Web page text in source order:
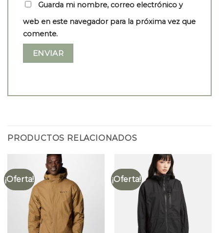
Guarda mi nombre, correo electrónico y
web en este navegador para la próxima vez que
comente.
PRODUCTOS RELACIONADOS
¡Oferta! ¡Oferta!